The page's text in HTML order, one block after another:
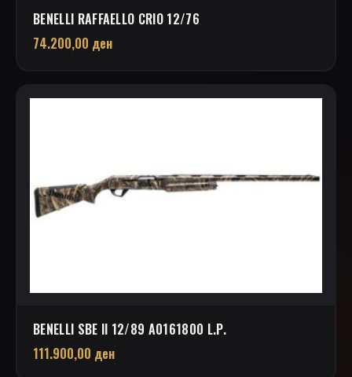
BENELLI RAFFAELLO CRIO 12/76
74.200,00 ден
BENELLI SBE II 12/89 A0161800 L.P.
111.900,00 ден